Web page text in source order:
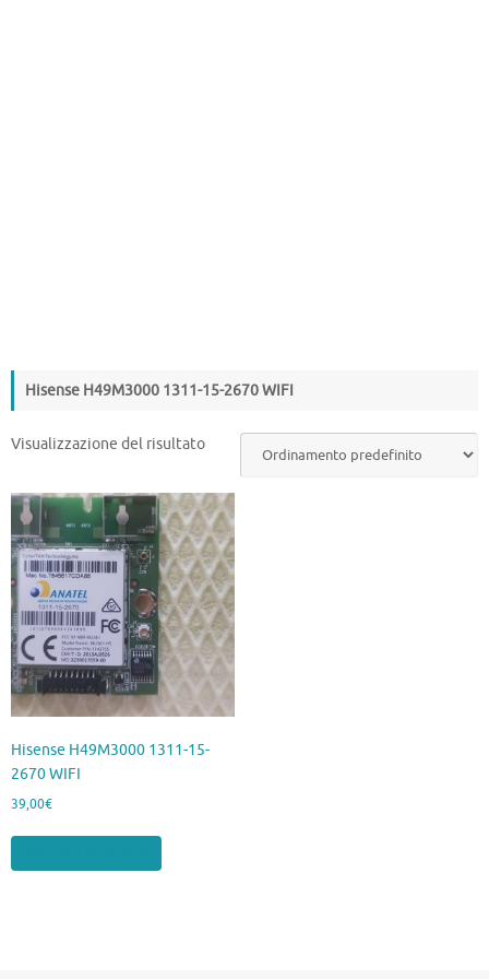
Hisense H49M3000 1311-15-2670 WIFI
Visualizzazione del risultato
Hisense H49M3000 1311-15-
2670 WIFI
39,00€